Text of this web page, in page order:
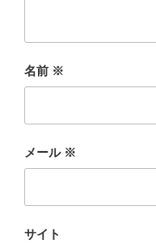
名前 ※
メール ※
サイト